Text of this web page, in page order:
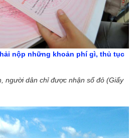
nộp những khoản phí gì, thủ tục
người dân chỉ được nhận sổ đỏ (Giấy